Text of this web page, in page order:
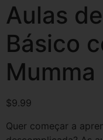
Aulas
Básico
Mumma
$9.99
Quer começar a